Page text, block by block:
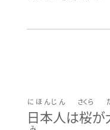
日本人
にほんじん
は桜
さくら
が